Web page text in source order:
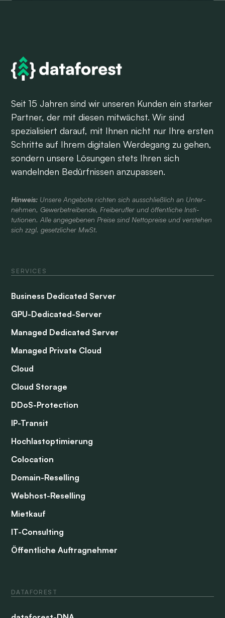
Seit 15 Jahren sind wir unseren Kunden ein starker
Partner, der mit diesen mitwächst. Wir sind
spezialisiert darauf, mit Ihnen nicht nur Ihre ersten
Schritte auf Ihrem digitalen Werdegang zu gehen,
sondern unsere Lösungen stets Ihren sich
wandelnden Bedürfnissen anzupassen.
Hinweis: Unsere Angebote richten sich aus­schließlich an Unter­
nehmen, Gewerbe­treibende, Frei­berufler und öffent­liche Insti­
tutionen. Alle ange­gebenen Preise sind Netto­preise und verstehen
sich zzgl. gesetzlicher MwSt.
SERVICES
Business Dedicated Server
GPU-Dedicated-Server
Managed Dedicated Server
Managed Private Cloud
Cloud
Cloud Storage
DDoS-Protection
IP-Transit
Hochlastoptimierung
Colocation
Domain-Reselling
Webhost-Reselling
Mietkauf
IT-Consulting
Öffentliche Auftragnehmer
DATAFOREST